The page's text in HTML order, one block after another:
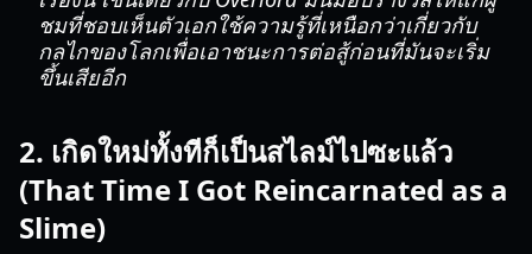
ชมที่ชอบเห็นตัวเอกใช้ความรู้ที่เหนือกว่าเกี่ยวกับ
กลไกของโลกเพื่อเอาชนะการต่อสู้ก่อนที่มันจะเริ่ม
ขึ้นเสียอีก
2. เกิดใหม่ทั้งทีก็เป็นสไลม์ไปซะแล้ว
(That Time I Got Reincarnated as a
Slime)